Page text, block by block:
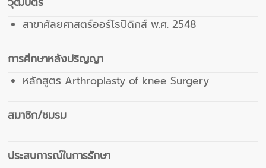
สาขาศัลยศาสตร์ออร์โธปิดิกส์ พ.ศ. 2548
การศึกษาหลังปริญญา
หลักสูตร Arthroplasty of knee Surgery
สมาชิก/ชมรม
ประสบการณ์ในการรักษา